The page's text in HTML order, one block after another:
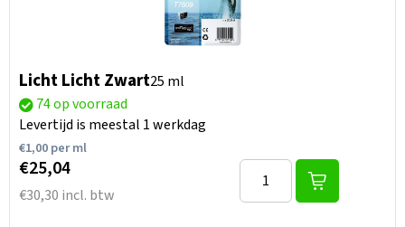
Licht Licht Zwart25 ml
74 op voorraad
Levertijd is meestal 1 werkdag
€1,00per ml
€25,04
€30,30 incl. btw